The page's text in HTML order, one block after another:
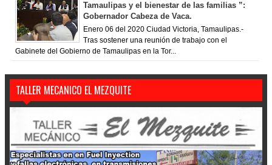
Tamaulipas y el bienestar de las familias ”:
Gobernador Cabeza de Vaca.
Enero 06 del 2020 Ciudad Victoria, Tamaulipas.-
Tras sostener una reunión de trabajo con el
Gabinete del Gobierno de Tamaulipas en la Tor...
TALLER MECANICO EL MEZQUITE